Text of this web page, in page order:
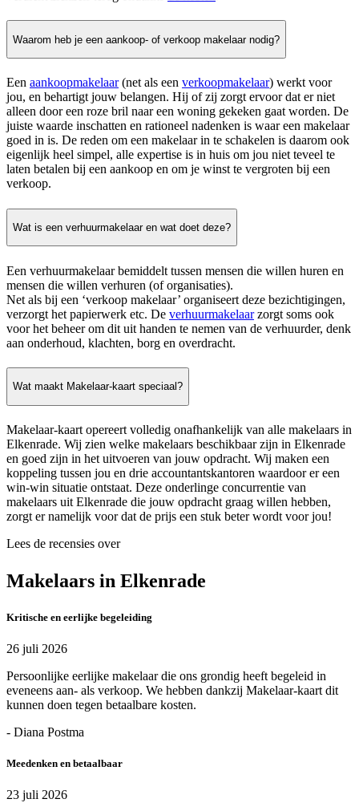
Waarom heb je een aankoop- of verkoop makelaar nodig?
Een aankoopmakelaar(net als een verkoopmakelaar) werkt voor
jou, en behartigt jouw belangen. Hij of zij zorgt ervoor dat er niet
alleen door een roze bril naar een woning gekeken gaat worden. De
juiste waarde inschatten en rationeel nadenken is waar een makelaar
goed in is. De reden om een makelaar in te schakelen is daarom ook
eigenlijk heel simpel, alle expertise is in huis om jou niet teveel te
laten betalen bij een aankoop en om je winst te vergroten bij een
verkoop.
Wat is een verhuurmakelaar en wat doet deze?
Een verhuurmakelaar bemiddelt tussen mensen die willen huren en
mensen die willen verhuren (of organisaties).
Net als bij een ‘verkoop makelaar’ organiseert deze bezichtigingen,
verzorgt het papierwerk etc. De verhuurmakelaarzorgt soms ook
voor het beheer om dit uit handen te nemen van de verhuurder, denk
aan onderhoud, klachten, borg en overdracht.
Wat maakt Makelaar-kaart speciaal?
Makelaar-kaart opereert volledig onafhankelijk van alle makelaars in
Elkenrade. Wij zien welke makelaars beschikbaar zijn in Elkenrade
en goed zijn in het uitvoeren van jouw opdracht. Wij maken een
koppeling tussen jou en drie accountantskantoren waardoor er een
win-win situatie ontstaat. Deze onderlinge concurrentie van
makelaars uit Elkenrade die jouw opdracht graag willen hebben,
zorgt er namelijk voor dat de prijs een stuk beter wordt voor jou!
Lees de recensies over
Makelaars in Elkenrade
Kritische en eerlijke begeleiding
26 juli 2026
Persoonlijke eerlijke makelaar die ons grondig heeft begeleid in
eveneens aan- als verkoop. We hebben dankzij Makelaar-kaart dit
kunnen doen tegen betaalbare kosten.
- Diana Postma
Meedenken en betaalbaar
23 juli 2026